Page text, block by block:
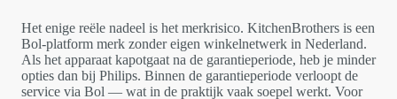
Het enige reële nadeel is het merkrisico. KitchenBrothers is een
Bol-platform merk zonder eigen winkelnetwerk in Nederland.
Als het apparaat kapotgaat na de garantieperiode, heb je minder
opties dan bij Philips. Binnen de garantieperiode verloopt de
service via Bol — wat in de praktijk vaak soepel werkt. Voor